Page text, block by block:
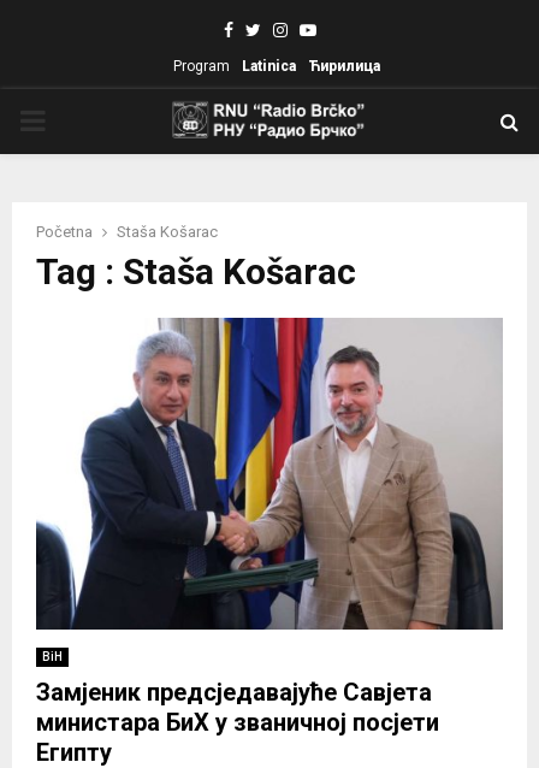
Facebook
TwitterInstagram
Youtube
Program Latinica Ћирилица
Početna Staša Košarac
Tag : Staša Košarac
BiH
Замјеник предсједавајуће Савјета
министара БиХ у званичној посјети
Египту